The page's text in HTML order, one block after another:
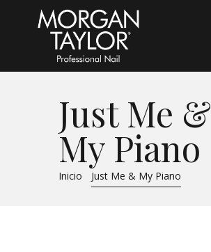
Just Me &
My Piano
Inicio Just Me & My Piano
Morgan Taylor®
Sistemas Profesionales
Cartas de Color